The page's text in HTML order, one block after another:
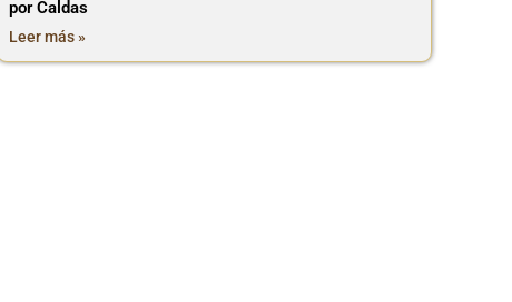
por Caldas
Leer más »